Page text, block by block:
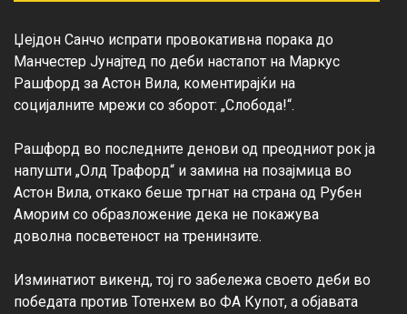
Џејдон Санчо испрати провокативна порака до
Манчестер Јунајтед по деби настапот на Маркус
Рашфорд за Астон Вила, коментирајќи на
социјалните мрежи со зборот: „Слобода!“.
Рашфорд во последните денови од преодниот рок ја
напушти „Олд Трафорд“ и замина на позајмица во
Астон Вила, откако беше тргнат на страна од Рубен
Аморим со образложение дека не покажува
доволна посветеност на тренинзите.
Изминатиот викенд, тој го забележа своето деби во
победата против Тотенхем во ФА Купот, а објавата